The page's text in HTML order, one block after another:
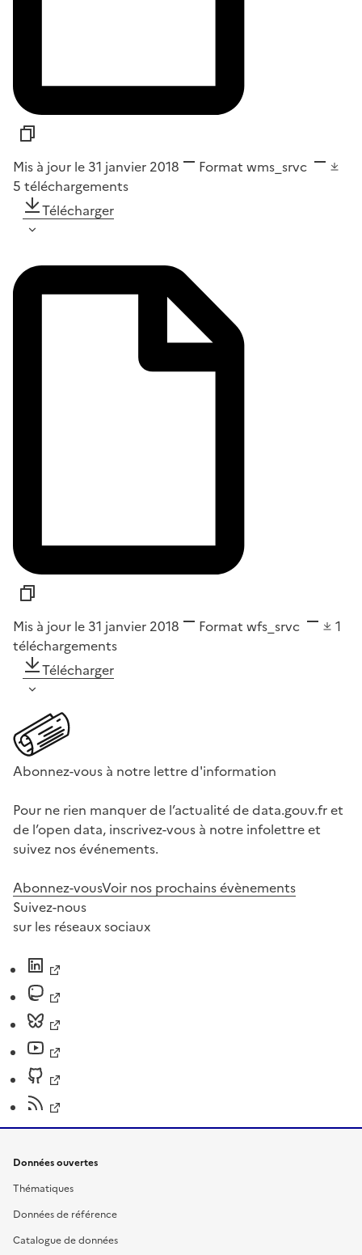
Mis à jour le 31 janvier 2018 Format wms_srvc
5 téléchargements
Télécharger
Mis à jour le 31 janvier 2018 Format wfs_srvc
1
téléchargements
Télécharger
Abonnez-vous à notre lettre d'information
Pour ne rien manquer de l’actualité de data.gouv.fr et
de l’open data, inscrivez-vous à notre infolettre et
suivez nos événements.
Abonnez-vousVoir nos prochains évènements
Suivez-nous
sur les réseaux sociaux
Données ouvertes
Thématiques
Données de référence
Catalogue de données